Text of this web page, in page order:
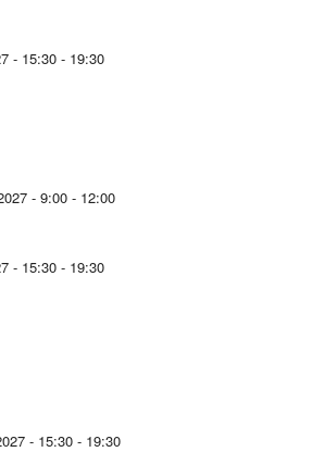
- 15:30 - 19:30
- 9:00 - 12:00
- 15:30 - 19:30
- 15:30 - 19:30